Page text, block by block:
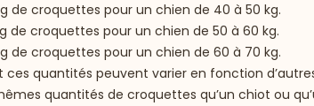
de croquettes pour un chien de 40 à 50 kg.
de croquettes pour un chien de 50 à 60 kg.
de croquettes pour un chien de 60 à 70 kg.
quantités peuvent varier en fonction
quantités de croquettes qu’un chiot ou